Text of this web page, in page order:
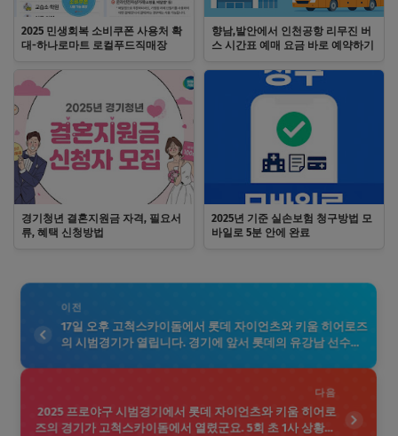
2025 민생회복 소비쿠폰 사용처 확
대-하나로마트 로컬푸드직매장
향남,발안에서 인천공항 리무진 버
스 시간표 예매 요금 바로 예약하기
경기청년 결혼지원금 자격, 필요서
류, 혜택 신청방법
2025년 기준 실손보험 청구방법 모
바일로 5분 안에 완료
이전
17일 오후 고척스카이돔에서 롯데 자이언츠와 키움 히어로즈
의 시범경기가 열립니다. 경기에 앞서 롯데의 유강남 선수가
하고 있는 모습은 팬들에게 큰 기대감을 안겨줍니다. 이번 경
기에서도 두 팀의 치열한 경쟁과 멋진 플레이가 기대됩니다.
다음
2025 프로야구 시범경기에서 롯데 자이언츠와 키움 히어로
즈의 경기가 고척스카이돔에서 열렸군요. 5회 초 1사 상황에